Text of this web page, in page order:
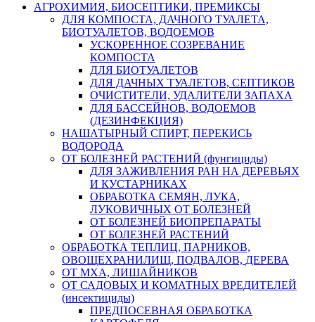
АГРОХИМИЯ, БИОСЕПТИКИ, ПРЕМИКСЫ
ДЛЯ КОМПОСТА, ДАЧНОГО ТУАЛЕТА,
БИОТУАЛЕТОВ, ВОДОЕМОВ
УСКОРЕННОЕ СОЗРЕВАНИЕ
КОМПОСТА
ДЛЯ БИОТУАЛЕТОВ
ДЛЯ ДАЧНЫХ ТУАЛЕТОВ, СЕПТИКОВ
ОЧИСТИТЕЛИ, УДАЛИТЕЛИ ЗАПАХА
ДЛЯ БАССЕЙНОВ, ВОДОЕМОВ
(ДЕЗИНФЕКЦИЯ)
НАШАТЫРНЫЙ СПИРТ, ПЕРЕКИСЬ
ВОДОРОДА
ОТ БОЛЕЗНЕЙ РАСТЕНИЙ (фунгициды)
ДЛЯ ЗАЖИВЛЕНИЯ РАН НА ДЕРЕВЬЯХ
И КУСТАРНИКАХ
ОБРАБОТКА СЕМЯН, ЛУКА,
ЛУКОВИЧНЫХ ОТ БОЛЕЗНЕЙ
ОТ БОЛЕЗНЕЙ БИОПРЕПАРАТЫ
ОТ БОЛЕЗНЕЙ РАСТЕНИЙ
ОБРАБОТКА ТЕПЛИЦ, ПАРНИКОВ,
ОВОЩЕХРАНИЛИЩ, ПОДВАЛОВ, ДЕРЕВА
ОТ МХА, ЛИШАЙНИКОВ
ОТ САДОВЫХ И КОМАТНЫХ ВРЕДИТЕЛЕЙ
(инсектициды)
ПРЕДПОСЕВНАЯ ОБРАБОТКА